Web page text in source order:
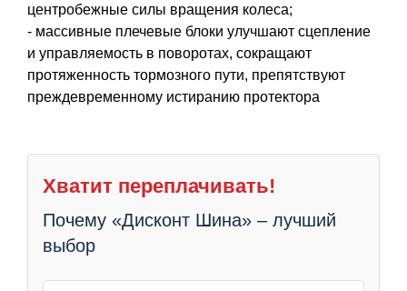
центробежные силы вращения колеса;
- массивные плечевые блоки улучшают сцепление
и управляемость в поворотах, сокращают
протяженность тормозного пути, препятствуют
преждевременному истиранию протектора
Хватит переплачивать!
Почему «Дисконт Шина» – лучший
выбор